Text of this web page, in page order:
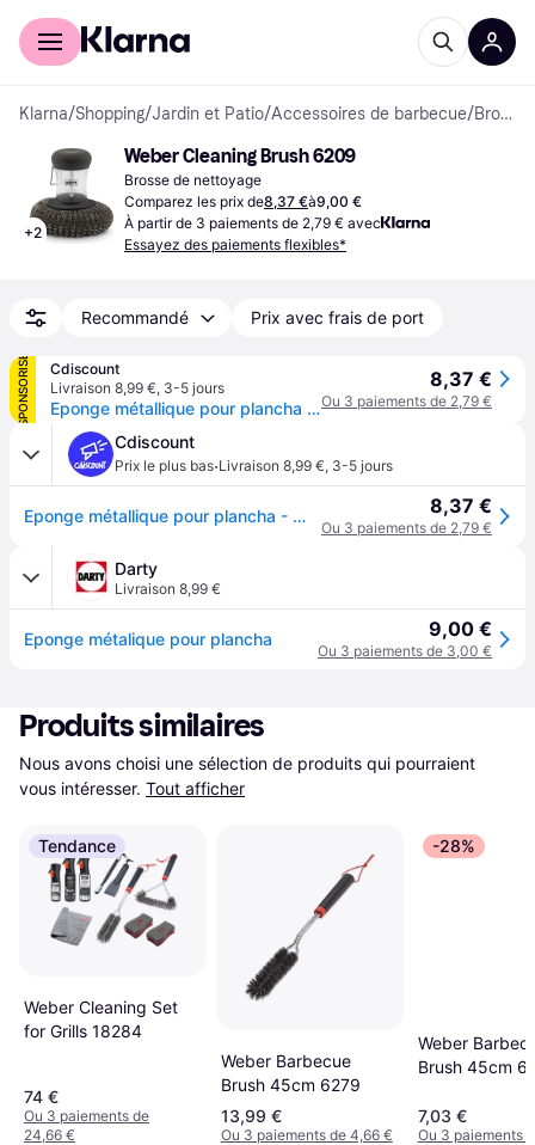
Acheter avec Klarna
Klarna/Shopping/Jardin et Patio/Accessoires de barbecue/ Brosses de nettoyage
+2
Weber Cleaning Brush 6209
Brosse de nettoyage
Comparez les prix de8,37 €à9,00 €
À partir de 3 paiements de 2,79 € avec
Essayez des paiements flexibles*
Recommandé Prix avec frais de port
SPONSORISÉ
Cdiscount
Livraison 8,99 €, 3-5 jours
Eponge métallique pour plancha - WEBER - Idéale pour un nettoyage en profondeur - Doseur de savon intégré - Blanc
8,37 €
Ou 3 paiements de 2,79 €
Cdiscount
Prix le plus bas·Livraison 8,99 €, 3-5 jours
Eponge métallique pour plancha - WEBER - Idéale pour un nettoyage en profondeur - Doseur de savon intégré - Blanc 8,37 €
Ou 3 paiements de 2,79 €
Darty
Livraison 8,99 €
Eponge métalique pour plancha 9,00 €
Ou 3 paiements de 3,00 €
Produits similaires
Nous avons choisi une sélection de produits qui pourraient
vous intéresser. Tout afficher
Tendance
Weber Cleaning Set
for Grills 18284
74 €
Ou 3 paiements de
24,66 €
Weber Barbecue
Brush 45cm 6279
13,99 €
Ou 3 paiements de 4,66 €
-28%
Weber
Brush 45cm
7,03 €
Ou 3 paiements